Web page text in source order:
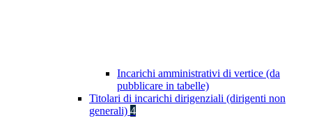
Incarichi amministrativi di vertice (da
pubblicare in tabelle)
Titolari di incarichi dirigenziali (dirigenti non
generali) 4